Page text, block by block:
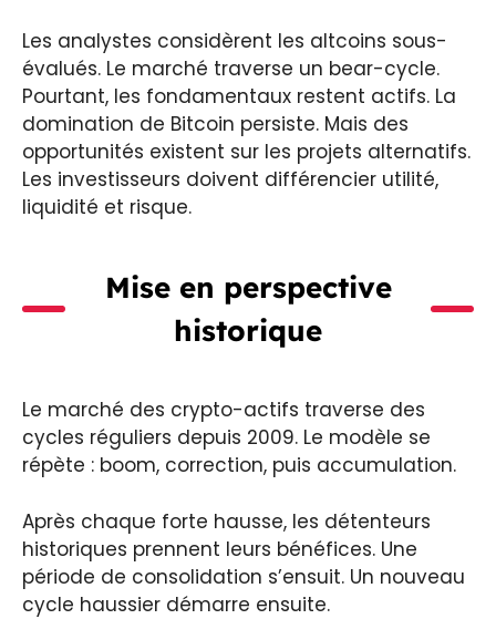
Les analystes considèrent les altcoins sous-
évalués. Le marché traverse un bear-cycle.
Pourtant, les fondamentaux restent actifs. La
domination de Bitcoin persiste. Mais des
opportunités existent sur les projets alternatifs.
Les investisseurs doivent différencier utilité,
liquidité et risque.
Mise en perspective
historique
Le marché des crypto-actifs traverse des
cycles réguliers depuis 2009. Le modèle se
répète : boom, correction, puis accumulation.
Après chaque forte hausse, les détenteurs
historiques prennent leurs bénéfices. Une
période de consolidation s’ensuit. Un nouveau
cycle haussier démarre ensuite.